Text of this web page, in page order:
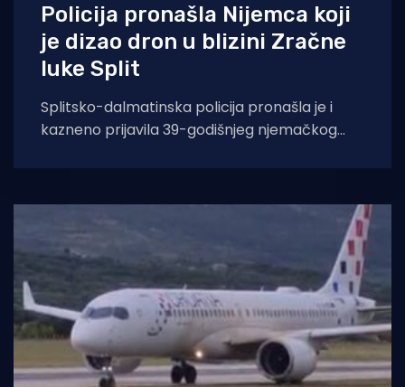
Policija pronašla Nijemca koji
je dizao dron u blizini Zračne
luke Split
Splitsko-dalmatinska policija pronašla je i
kazneno prijavila 39-godišnjeg njemačkog
upravljanje dronom u zabranjenim zonama